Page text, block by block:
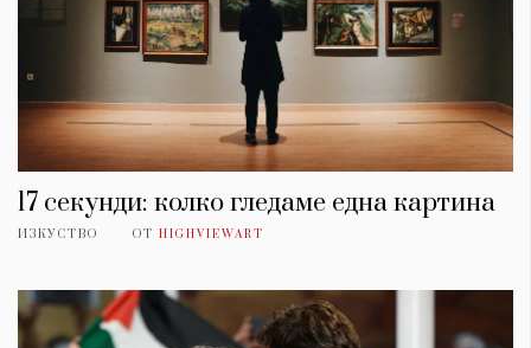
17 секунди: колко гледаме една картина
ИЗКУСТВО ОТ HIGHVIEWART